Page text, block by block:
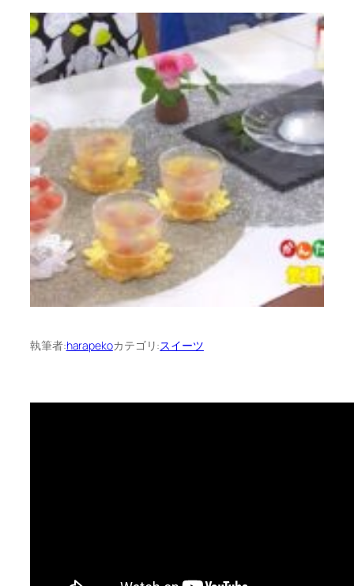
執筆者:harapekoカテゴリ:スイーツ